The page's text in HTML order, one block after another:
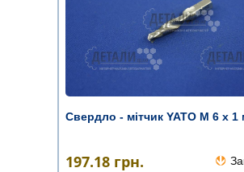
Свердло - мітчик YATO М 6 х 1
197.18 грн.